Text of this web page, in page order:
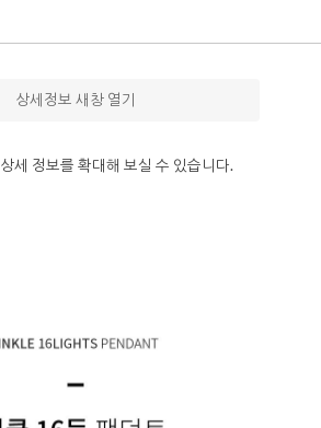
상세정보 새창 열기
상세 정보를 확대해 보실 수 있습니다.